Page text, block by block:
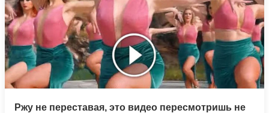
Ржу не переставая, это видео пересмотришь не